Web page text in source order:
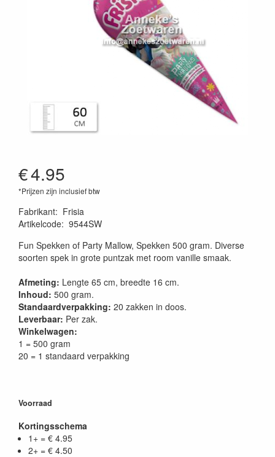
€4.95
*Prijzen zijn inclusief btw
Fabrikant: Frisia
Artikelcode: 9544SW
Fun Spekken of Party Mallow, Spekken 500 gram. Diverse
soorten spek in grote puntzak met room vanille smaak.
Afmeting: Lengte 65 cm, breedte 16 cm.
Inhoud: 500 gram.
Standaardverpakking: 20 zakken in doos.
Leverbaar: Per zak.
Winkelwagen:
1 = 500 gram
20 = 1 standaard verpakking
Voorraad
Kortingsschema
1+ = € 4.95
2+ = € 4.50